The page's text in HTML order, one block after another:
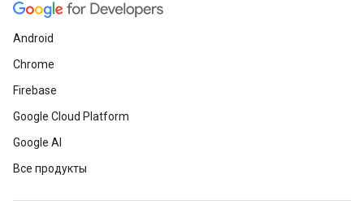
Android
Chrome
Firebase
Google Cloud Platform
Google AI
Все продукты